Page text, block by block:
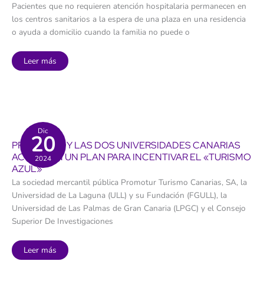
Pacientes que no requieren atención hospitalaria permanecen en
los centros sanitarios a la espera de una plaza en una residencia
o ayuda a domicilio cuando la familia no puede o
Unas
600
con
el
alta
médica
por
no
tener
alternativa
de
cuidados
Leer más
Dic
20
2024
PROMOTUR Y LAS DOS UNIVERSIDADES CANARIAS
ACUERDAN UN PLAN PARA INCENTIVAR EL «TURISMO
AZUL»
La sociedad mercantil pública Promotur Turismo Canarias, SA, la
Universidad de La Laguna (ULL) y su Fundación (FGULL), la
Universidad de Las Palmas de Gran Canaria (LPGC) y el Consejo
Superior De Investigaciones
Promotur
Leer más